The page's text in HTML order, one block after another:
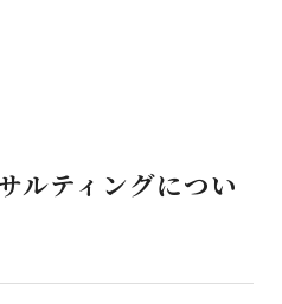
ルティングについ